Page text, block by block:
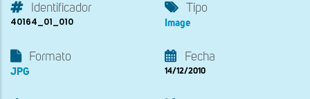
Identificador
40164_01_010
Tipo
Image
Formato
JPG
Fecha
14/12/2010